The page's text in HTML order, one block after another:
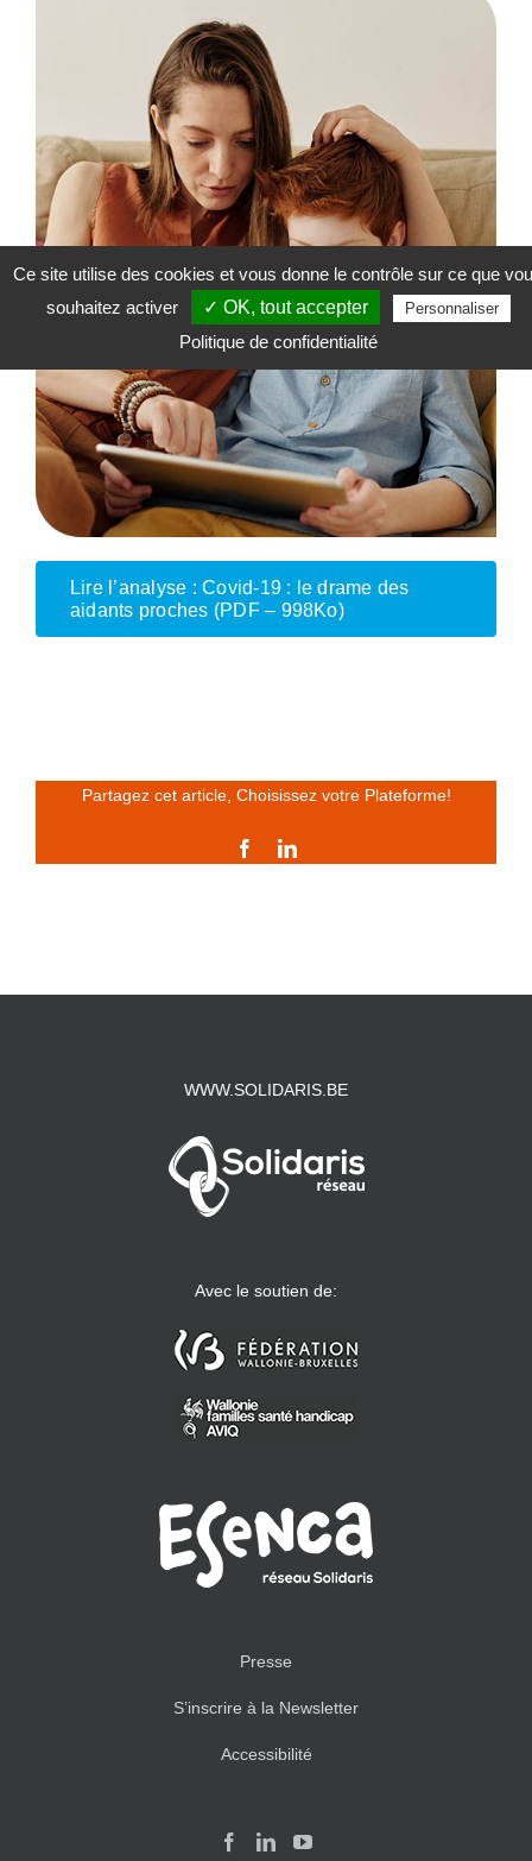
Lire l’analyse : Covid-19 : le drame des
aidants proches (PDF – 998Ko)
Partagez cet article, Choisissez votre Plateforme!
FacebookLinkedIn
WWW.SOLIDARIS.BE
Avec le soutien de:
Presse
S’inscrire à la Newsletter
Accessibilité
Ce site utilise des cookies et vous donne le contrôle sur ce que
souhaitez activer
✓ OK, tout accepter Personnaliser
Politique de confidentialité